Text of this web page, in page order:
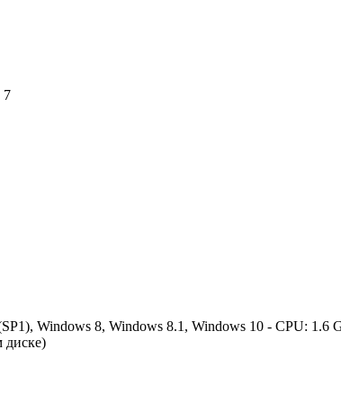
7
Windows 8, Windows 8.1, Windows 10 - CPU:
диске)